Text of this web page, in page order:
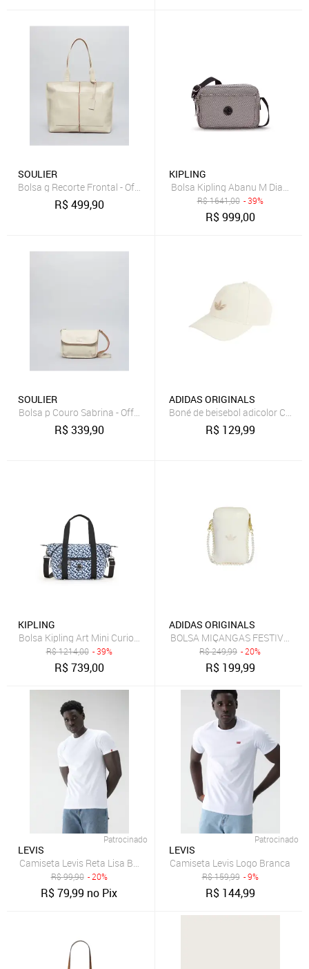
SOULIER
Bolsa g Recorte Frontal - Offwhite u - offwhite
R$499,90
KIPLING
Bolsa Kipling Abanu M
R$1641,00 - 39%
R$999,00
SOULIER
Bolsa p Couro Sabrina - Offwhite u - offwhite
R$339,90
ADIDAS ORIGINALS
Boné de beisebol adicolor
R$ 129,99
KIPLING
Bolsa Kipling Art Mini Curious Leopard
R$1214,00 - 39%
R$739,00
ADIDAS ORIGINALS
BOLSA MIÇANGAS FESTIVAL
R$249,99 - 20%
R$ 199,99
Patrocinado
LEVIS
Camiseta Levis Reta Lisa Branca
R$99,90 - 20%
R$79,99 no Pix
Patrocinado
LEVIS
Camiseta Levis Logo Branca
R$159,99 - 9%
R$ 144,99